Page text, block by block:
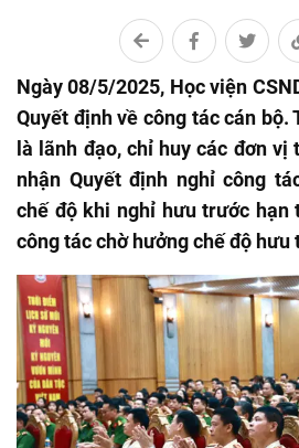
Ngày 08/5/2025, Học viện
Quyết định về công tác cán bộ.
là lãnh đạo, chỉ huy các đơn vị
nhận Quyết định nghỉ công
chế độ khi nghỉ hưu trước hạn
công tác chờ hưởng chế độ hưu